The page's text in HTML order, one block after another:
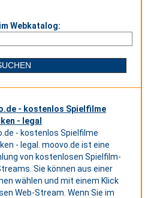
Webkatalog:
- kostenlos Spielfilme
- legal
- kostenlos Spielfilme
- legal. moovo.de ist eine
von kostenlosen Spielfilm-
Sie können aus einer
wählen und mit einem Klick
Web-Stream. Wenn Sie im